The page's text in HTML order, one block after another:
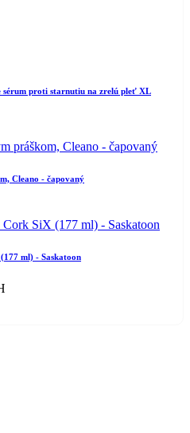
proti starnutiu na zrelú pleť XL
Cleano - čapovaný
ml) - Saskatoon